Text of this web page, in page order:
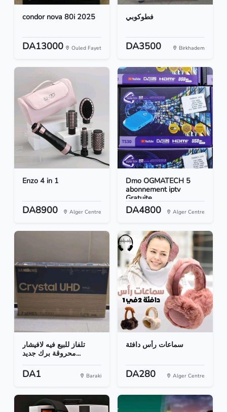
condor nova 80i 2025
DA13000 Ouled Fayet
فطوكوبي
DA3500 Birkhadem
Enzo 4 in 1
DA8900 Alger Centre
Dmo OGMATECH 5
abonnement iptv
Gratuite
DA4800 Alger Centre
تلفاز للبيع فيه لافيشار
محروقة برك جديد...
DA1 Baraki
سماعات رأس دافئة
DA280 Alger Centre